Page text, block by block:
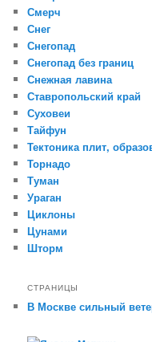
Смерч
Снег
Снегопад
Снегопад без границ
Снежная лавина
Ставропольский край
Суховеи
Тайфун
Тектоника плит,
Торнадо
Туман
Ураган
Циклоны
Цунами
Шторм
СТРАНИЦЫ
В Москве сильный